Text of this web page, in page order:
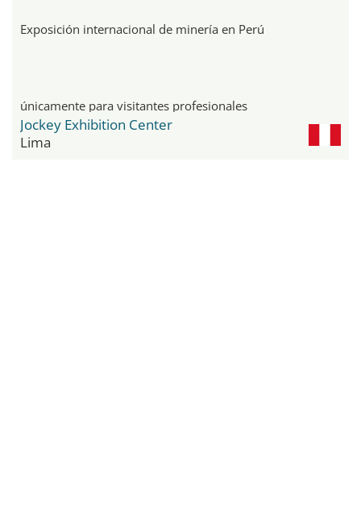
Exposición internacional de minería en Perú
únicamente para visitantes profesionales
Jockey Exhibition Center
Lima